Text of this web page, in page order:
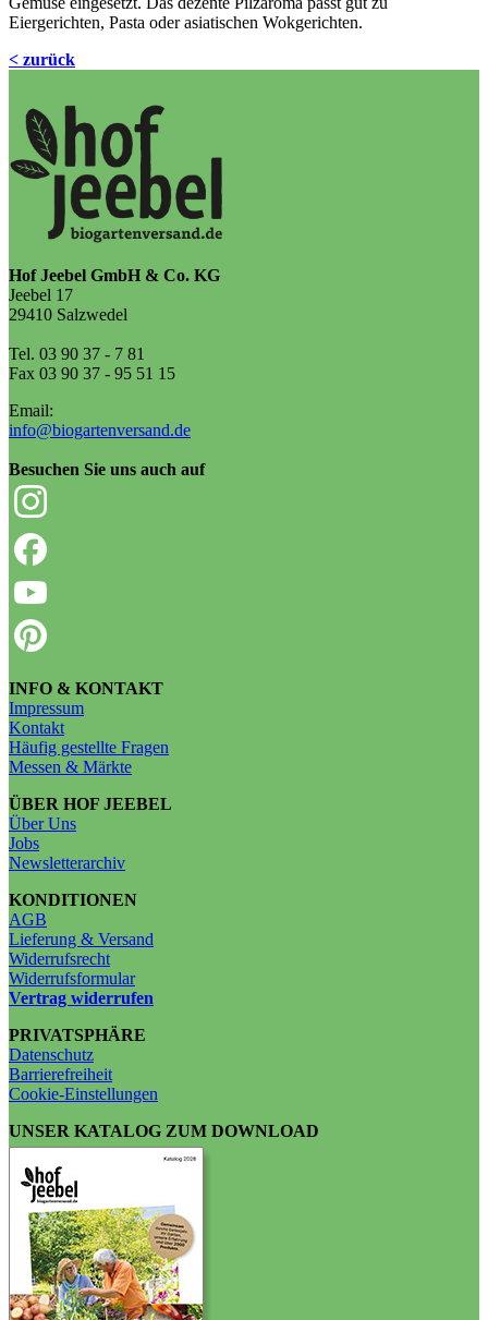
Eiergerichten, Pasta oder asiatischen Wokgerichten.
< zurück
Hof Jeebel GmbH & Co. KG
Jeebel 17
29410 Salzwedel
Tel. 03 90 37 - 7 81
Fax 03 90 37 - 95 51 15
Email:
info@biogartenversand.de
Besuchen Sie uns auch auf
INFO & KONTAKT
Impressum
Kontakt
Häufig gestellte Fragen
Messen & Märkte
ÜBER HOF JEEBEL
Über Uns
Jobs
Newsletterarchiv
KONDITIONEN
AGB
Lieferung & Versand
Widerrufsrecht
Widerrufsformular
Vertrag widerrufen
PRIVATSPHÄRE
Datenschutz
Barrierefreiheit
Cookie-Einstellungen
UNSER KATALOG ZUM DOWNLOAD